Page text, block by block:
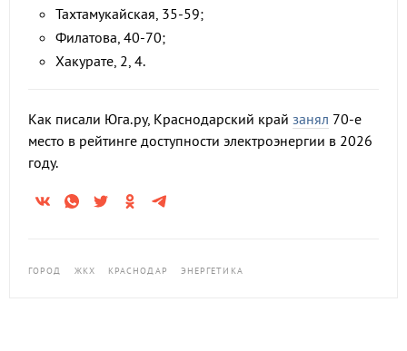
Тахтамукайская, 35-59;
Филатова, 40-70;
Хакурате, 2, 4.
Как писали Юга.ру, Краснодарский край занял 70-е
место в рейтинге доступности электроэнергии в 2026
году.
ГОРОД ЖКХ КРАСНОДАР ЭНЕРГЕТИКА